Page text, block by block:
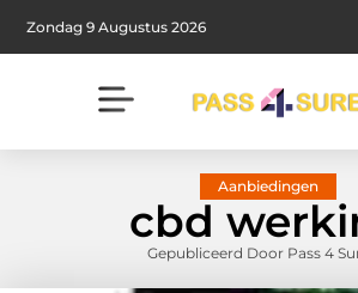
Zondag 9 Augustus 2026
Aanbiedingen
cbd
Gepubliceerd Door Pass 4